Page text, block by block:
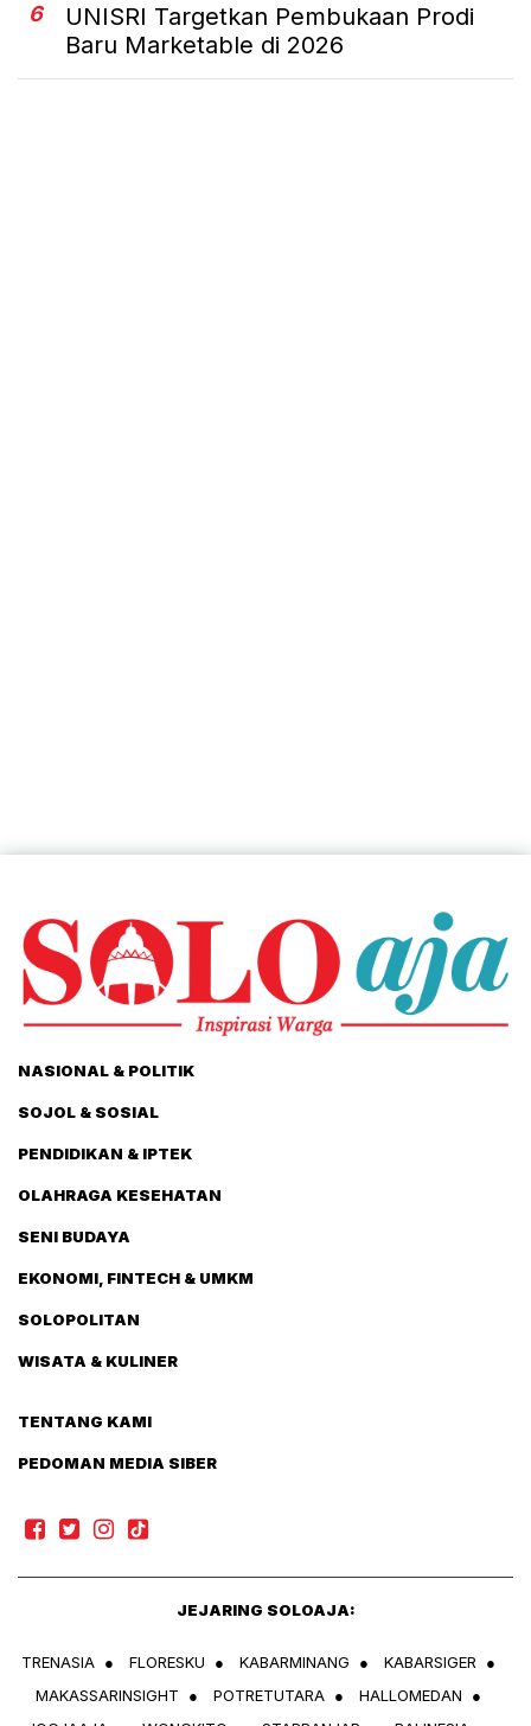
6
UNISRI Targetkan Pembukaan Prodi
Baru Marketable di 2026
NASIONAL & POLITIK
SOJOL & SOSIAL
PENDIDIKAN & IPTEK
OLAHRAGA KESEHATAN
SENI BUDAYA
EKONOMI, FINTECH & UMKM
SOLOPOLITAN
WISATA & KULINER
TENTANG KAMI
PEDOMAN MEDIA SIBER
JEJARING SOLOAJA:
TRENASIA ● FLORESKU ● KABARMINANG ● KABARSIGER
●
MAKASSARINSIGHT
● POTRETUTARA ● HALLOMEDAN
●